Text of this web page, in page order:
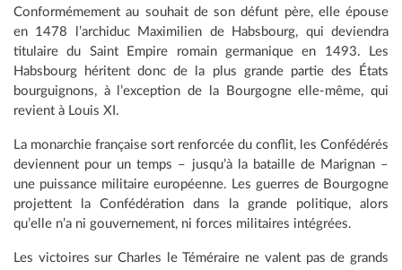
Conformémement au souhait de son défunt père, elle épouse
en 1478 l’archiduc Maximilien de Habsbourg, qui deviendra
titulaire du Saint Empire romain germanique en 1493. Les
Habsbourg héritent donc de la plus grande partie des États
bourguignons, à l’exception de la Bourgogne elle-même, qui
revient à Louis XI.
La monarchie française sort renforcée du conflit, les Confédérés
deviennent pour un temps – jusqu’à la bataille de Marignan –
une puissance militaire européenne. Les guerres de Bourgogne
projettent la Confédération dans la grande politique, alors
qu’elle n’a ni gouvernement, ni forces militaires intégrées.
Les victoires sur Charles le Téméraire ne valent pas de grands